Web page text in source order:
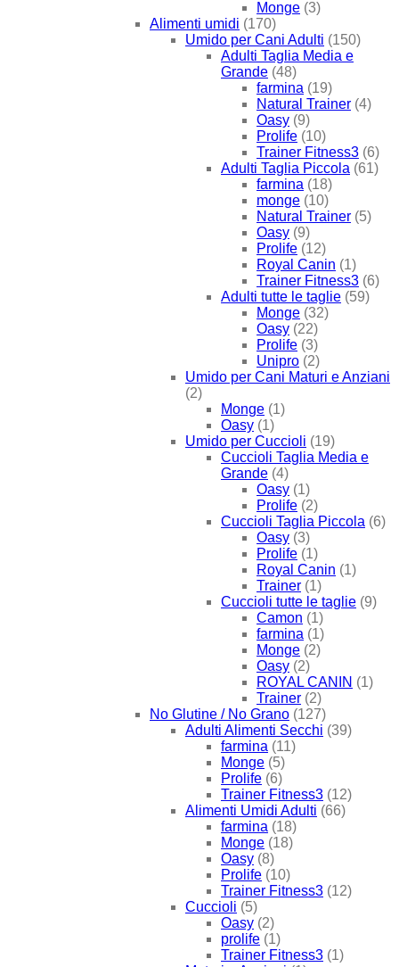
Monge (3)
Alimenti umidi (170)
Umido per Cani Adulti (150)
Adulti Taglia Media e
Grande (48)
farmina (19)
Natural Trainer (4)
Oasy (9)
Prolife (10)
Trainer Fitness3 (6)
Adulti Taglia Piccola (61)
farmina (18)
monge (10)
Natural Trainer (5)
Oasy (9)
Prolife (12)
Royal Canin (1)
Trainer Fitness3 (6)
Adulti tutte le taglie (59)
Monge (32)
Oasy (22)
Prolife (3)
Unipro (2)
Umido per Cani Maturi e Anziani
(2)
Monge (1)
Oasy (1)
Umido per Cuccioli (19)
Cuccioli Taglia Media e
Grande (4)
Oasy (1)
Prolife (2)
Cuccioli Taglia Piccola (6)
Oasy (3)
Prolife (1)
Royal Canin (1)
Trainer (1)
Cuccioli tutte le taglie (9)
Camon (1)
farmina (1)
Monge (2)
Oasy (2)
ROYAL CANIN (1)
Trainer (2)
No Glutine / No Grano (127)
Adulti Alimenti Secchi (39)
farmina (11)
Monge (5)
Prolife (6)
Trainer Fitness3 (12)
Alimenti Umidi Adulti (66)
farmina (18)
Monge (18)
Oasy (8)
Prolife (10)
Trainer Fitness3 (12)
Cuccioli (5)
Oasy (2)
prolife (1)
Trainer Fitness3 (1)